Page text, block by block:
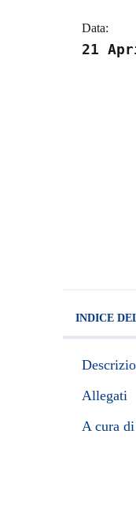
Data:
21
Allegati
A cura di